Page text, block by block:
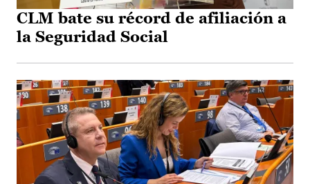
CLM bate su récord de afiliación a
la Seguridad Social